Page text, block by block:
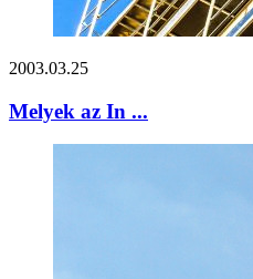
2003.03.25
Melyek az In ...